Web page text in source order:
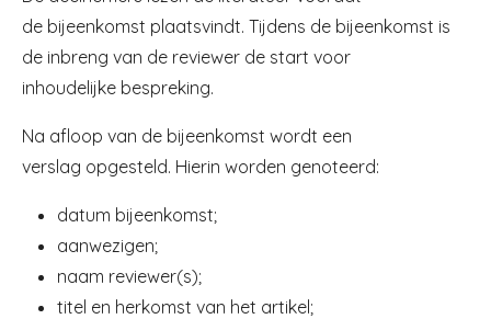
de bijeenkomst plaatsvindt. Tijdens de bijeenkomst is
de inbreng van de reviewer de start voor
inhoudelijke bespreking.
Na afloop van de bijeenkomst wordt een
verslag opgesteld. Hierin worden genoteerd:
datum bijeenkomst;
aanwezigen;
naam reviewer(s);
titel en herkomst van het artikel;